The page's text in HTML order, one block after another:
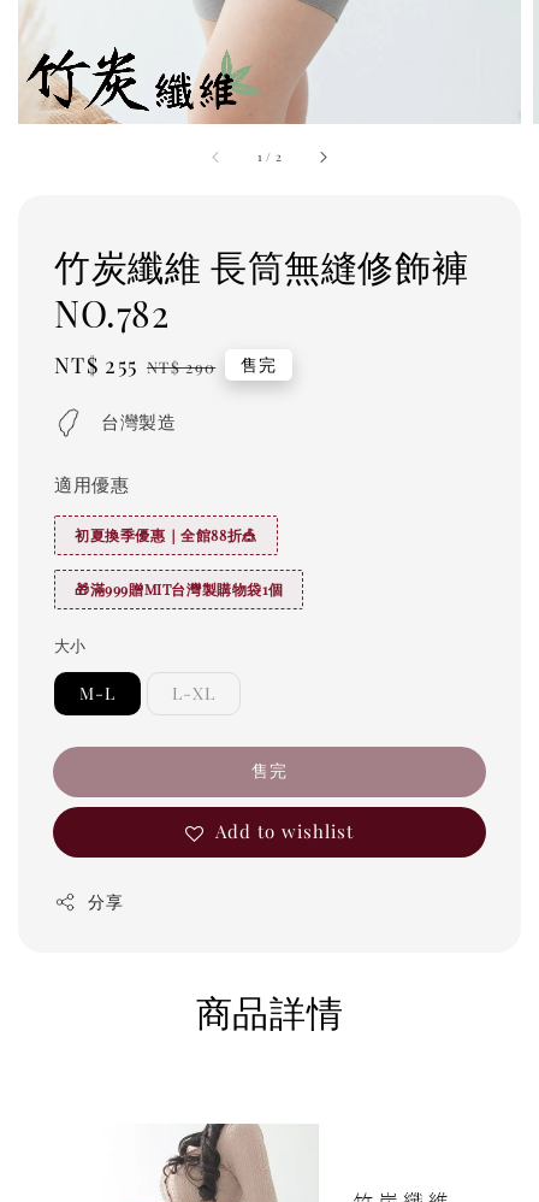
1 / 2
竹炭纖維 長筒無縫修飾褲
NO.782
Sale
NT$ 255 Regular
NT$ 290 售完
台灣製造
適用優惠
初夏換季優惠｜全館88折🎪
🎁滿999贈MIT台灣製購物袋1個
大小
M-L L-XL
售完
Add to wishlist
分享
商品詳情